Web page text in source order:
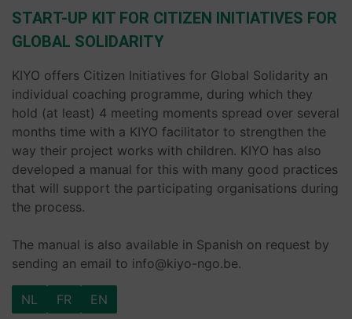
START-UP KIT FOR CITIZEN INITIATIVES FOR
GLOBAL SOLIDARITY
KIYO offers Citizen Initiatives for Global Solidarity an
individual coaching programme, during which they
hold (at least) 4 meeting moments spread over several
months time with a KIYO facilitator to strengthen the
way their project works with children. KIYO has also
developed a manual for this with many good practices
that will support the participating organisations during
the process.
The manual is also available in Spanish on request by
sending an email to info@kiyo-ngo.be.
NL FR EN